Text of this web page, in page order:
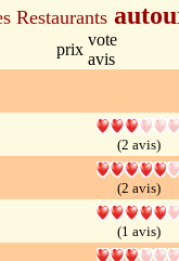
Restaurants
prix
vote
avis
(2 avis)
(2 avis)
(1 avis)